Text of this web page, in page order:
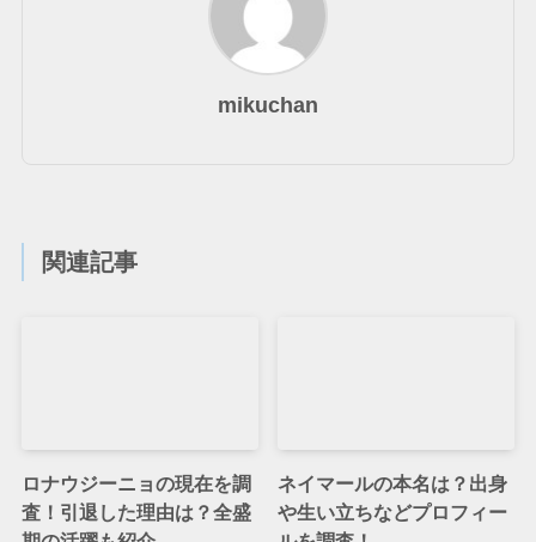
mikuchan
関連記事
ロナウジーニョの現在を調
査！引退した理由は？全盛
ネイマールの本名は？出身
や生い立ちなどプロフィー